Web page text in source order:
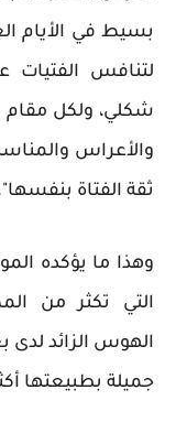
بسيط في الأيام
لتنافس الفتيات
شكلي، ولكل مقام
والأعراس
ثقة الفتاة
وهذا ما يؤكده
التي تكثر من
الهوس الزائد لدى
جميلة بطبيعتها